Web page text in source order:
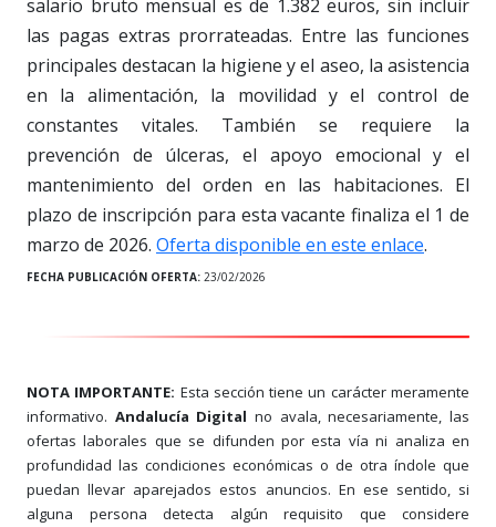
salario bruto mensual es de 1.382 euros, sin incluir
las pagas extras prorrateadas. Entre las funciones
principales destacan la higiene y el aseo, la asistencia
en la alimentación, la movilidad y el control de
constantes vitales. También se requiere la
prevención de úlceras, el apoyo emocional y el
mantenimiento del orden en las habitaciones. El
plazo de inscripción para esta vacante finaliza el 1 de
marzo de 2026. Oferta disponible en este enlace.
FECHA PUBLICACIÓN OFERTA: 23/02/2026
NOTA IMPORTANTE: Esta sección tiene un carácter meramente
informativo. Andalucía Digital no avala, necesariamente, las
ofertas laborales que se difunden por esta vía ni analiza en
profundidad las condiciones económicas o de otra índole que
puedan llevar aparejados estos anuncios. En ese sentido, si
alguna persona detecta algún requisito que considere